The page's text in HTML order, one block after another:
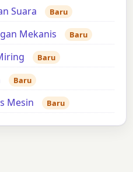
Suara Baru
Mekanis Baru
Baru
Baru
Mesin Baru